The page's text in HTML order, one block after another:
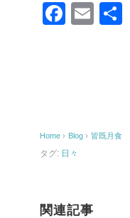
F
o
o
E
Home › Blog › 皆既月食
タグ: 日々
関連記事